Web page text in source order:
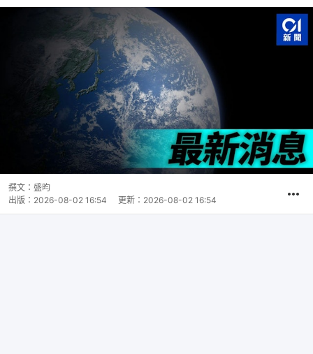
撰文： 盛昀
出版： 2026-08-02 16:54 更新： 2026-08-02 16:54